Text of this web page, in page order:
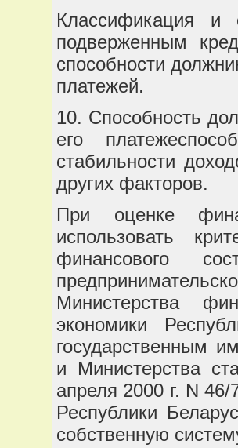
Классификация и
подверженным
способности
платежей.
10. Способность
его
стабильности
других факторов.
При оценке
использовать
финансового
Министерства
экономики
государственным
и Министерства
апреля 2000 г. N
Республики
собственную